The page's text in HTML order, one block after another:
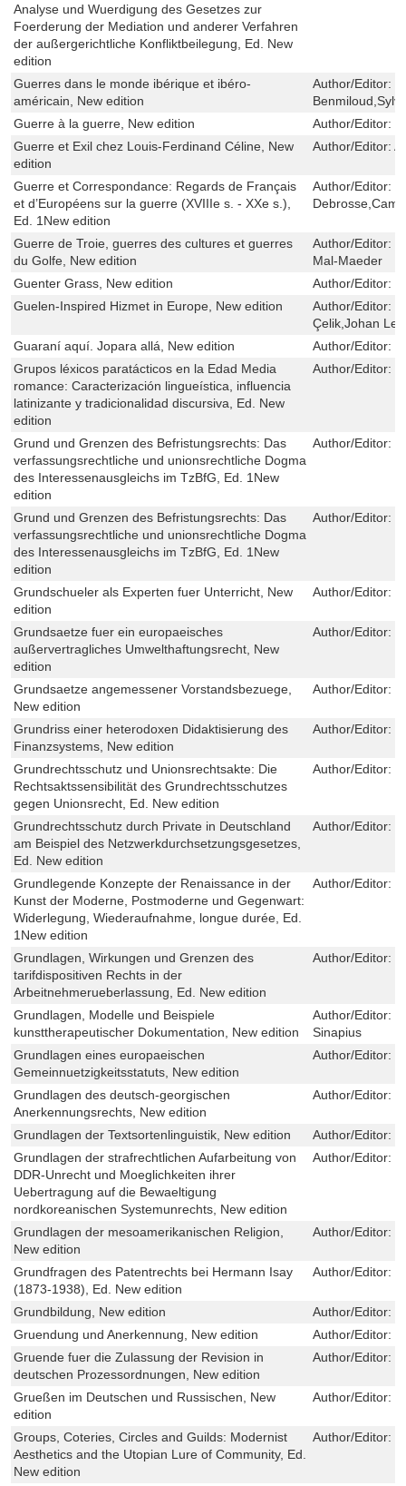
Analyse und Wuerdigung des Gesetzes zur
Foerderung der Mediation und anderer Verfahren
der außergerichtliche Konfliktbeilegung, Ed. New
edition
Guerres dans le monde ibérique et ibéro-
américain, New edition
Author/Editor:
Guerre à la guerre, New edition
Author/Editor:
Guerre et Exil chez Louis-Ferdinand Céline, New
edition
Author/Editor:
Guerre et Correspondance: Regards de Français
et d’Européens sur la guerre (XVIIIe s. - XXe s.),
Ed. 1New edition
Author/Editor:
Guerre de Troie, guerres des cultures et guerres
du Golfe, New edition
Author/Editor:
Mal-Maeder
Guenter Grass, New edition
Author/Editor:
Guelen-Inspired Hizmet in Europe, New edition
Author/Editor:
Çelik,Johan
Guaraní aquí. Jopara allá, New edition
Author/Editor:
Grupos léxicos paratácticos en la Edad Media
romance: Caracterización lingueística, influencia
latinizante y tradicionalidad discursiva, Ed. New
edition
Author/Editor:
Grund und Grenzen des Befristungsrechts: Das
verfassungsrechtliche und unionsrechtliche Dogma
des Interessenausgleichs im TzBfG, Ed. 1New
edition
Author/Editor:
Grund und Grenzen des Befristungsrechts: Das
verfassungsrechtliche und unionsrechtliche Dogma
des Interessenausgleichs im TzBfG, Ed. 1New
edition
Author/Editor:
Grundschueler als Experten fuer Unterricht, New
edition
Author/Editor:
Grundsaetze fuer ein europaeisches
außervertragliches Umwelthaftungsrecht, New
edition
Author/Editor:
Grundsaetze angemessener Vorstandsbezuege,
New edition
Author/Editor:
Grundriss einer heterodoxen Didaktisierung des
Finanzsystems, New edition
Author/Editor:
Grundrechtsschutz und Unionsrechtsakte: Die
Rechtsaktssensibilität des Grundrechtsschutzes
gegen Unionsrecht, Ed. New edition
Author/Editor:
Grundrechtsschutz durch Private in Deutschland
am Beispiel des Netzwerkdurchsetzungsgesetzes,
Ed. New edition
Author/Editor:
Grundlegende Konzepte der Renaissance in der
Kunst der Moderne, Postmoderne und Gegenwart:
Widerlegung, Wiederaufnahme, longue durée, Ed.
1New edition
Author/Editor:
Grundlagen, Wirkungen und Grenzen des
tarifdispositiven Rechts in der
Arbeitnehmerueberlassung, Ed. New edition
Author/Editor:
Grundlagen, Modelle und Beispiele
kunsttherapeutischer Dokumentation, New edition
Author/Editor:
Sinapius
Grundlagen eines europaeischen
Gemeinnuetzigkeitsstatuts, New edition
Author/Editor:
Grundlagen des deutsch-georgischen
Anerkennungsrechts, New edition
Author/Editor:
Grundlagen der Textsortenlinguistik, New edition Author/Editor:
Grundlagen der strafrechtlichen Aufarbeitung von
DDR-Unrecht und Moeglichkeiten ihrer
Uebertragung auf die Bewaeltigung
nordkoreanischen Systemunrechts, New edition
Author/Editor:
Grundlagen der mesoamerikanischen Religion,
New edition
Author/Editor:
Grundfragen des Patentrechts bei Hermann Isay
(1873-1938), Ed. New edition
Author/Editor:
Grundbildung, New edition Author/Editor:
Gruendung und Anerkennung, New edition
Author/Editor:
Gruende fuer die Zulassung der Revision in
deutschen Prozessordnungen, New edition
Author/Editor:
Grueßen im Deutschen und Russischen, New
edition
Author/Editor:
Groups, Coteries, Circles and Guilds: Modernist
Aesthetics and the Utopian Lure of Community, Ed.
New edition
Author/Editor: